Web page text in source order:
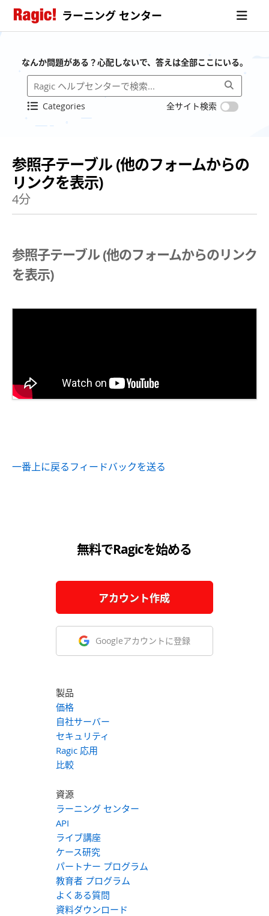
ラーニング センター
なんか問題がある？心配しないで、答えは全部ここにいる。
Categories 全サイト検索
参照子テーブル (他のフォームからの
リンクを表示)
4分
参照子テーブル (他のフォームからのリンク
を表示)
一番上に戻るフィードバックを送る
無料でRagicを始める
アカウント作成
Googleアカウントに登録
製品
価格
自社サーバー
セキュリティ
Ragic 応用
比較
資源
ラーニング センター
API
ライブ講座
ケース研究
パートナー プログラム
教育者 プログラム
よくある質問
資料ダウンロード